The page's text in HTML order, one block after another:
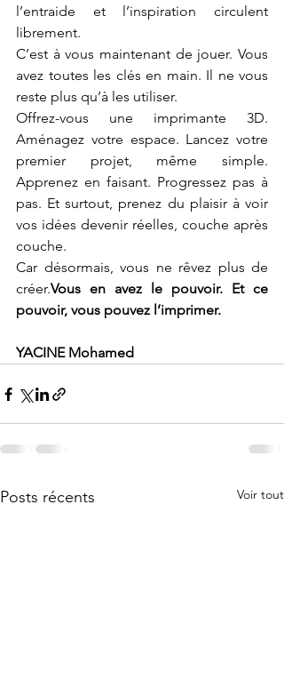
l’entraide et l’inspiration circulent
librement.
C’est à vous maintenant de jouer. Vous
avez toutes les clés en main. Il ne vous
reste plus qu’à les utiliser.
Offrez-vous une imprimante 3D.
Aménagez votre espace. Lancez votre
premier projet, même simple.
Apprenez en faisant. Progressez pas à
pas. Et surtout, prenez du plaisir à voir
vos idées devenir réelles, couche après
couche.
Car désormais, vous ne rêvez plus de
créer.Vous en avez le pouvoir. Et ce
pouvoir, vous pouvez l’imprimer.
YACINE Mohamed
Posts récents Voir tout